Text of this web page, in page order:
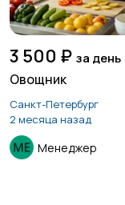
3 500 ₽ за день
Овощник
Санкт-Петербург
2 месяца назад
Менеджер